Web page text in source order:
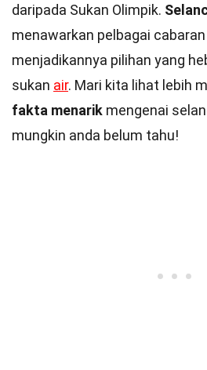
daripada Sukan Olimpik.
menawarkan pelbagai
menjadikannya pilihan yang
sukan air. Mari kita lihat lebih
fakta menarik mengenai
mungkin anda belum tahu!